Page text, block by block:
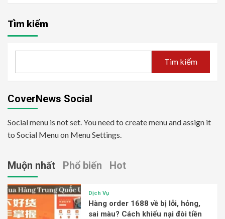
Tìm kiếm
Tìm kiếm
CoverNews Social
Social menu is not set. You need to create menu and assign it
to Social Menu on Menu Settings.
Muộn nhất Phổ biến Hot
Dịch Vụ
Hàng order 1688 về bị lỗi, hỏng,
sai màu? Cách khiếu nại đòi tiền